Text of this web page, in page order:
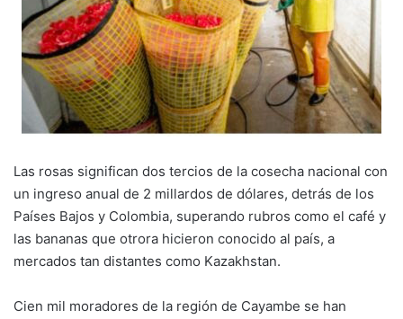
Las rosas significan dos tercios de la cosecha nacional con
un ingreso anual de 2 millardos de dólares, detrás de los
Países Bajos y Colombia, superando rubros como el café y
las bananas que otrora hicieron conocido al país, a
mercados tan distantes como Kazakhstan.
Cien mil moradores de la región de Cayambe se han